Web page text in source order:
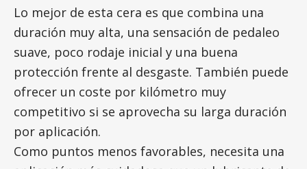
Lo mejor de esta cera es que combina una
duración muy alta, una sensación de pedaleo
suave, poco rodaje inicial y una buena
protección frente al desgaste. También puede
ofrecer un coste por kilómetro muy
competitivo si se aprovecha su larga duración
por aplicación.
Como puntos menos favorables, necesita una